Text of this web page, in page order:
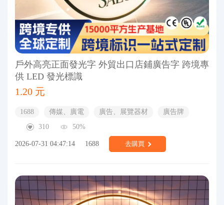
戶外高亮正面發光字 外貿出口店鋪廣告字 跨境專
供 LED 發光標識
1.20 元
1688 傳媒、廣電 廣告、展覽器材
廣告牌
310
50%
2026-07-31 04:47:14 1688 去購買